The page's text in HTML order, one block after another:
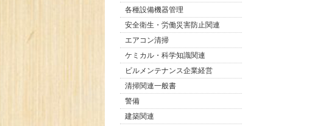
各種設備機器管理
安全衛生・労働災害防止関連
エアコン清掃
ケミカル・科学知識関連
ビルメンテナンス企業経営
清掃関連一般書
警備
建築関連